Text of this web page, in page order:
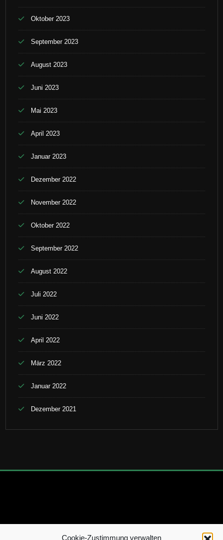
Cookie-Zustimmung verwalten
Oktober 2023
September 2023
August 2023
Juni 2023
Mai 2023
April 2023
Januar 2023
Dezember 2022
November 2022
Oktober 2022
September 2022
August 2022
Juli 2022
Juni 2022
April 2022
März 2022
Januar 2022
Dezember 2021